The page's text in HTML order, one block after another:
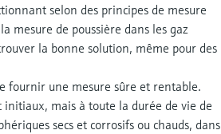
selon des principes de mesure
mesure de poussière dans les gaz
la bonne solution, même pour des
fournir une mesure sûre et rentable.
initiaux, mais à toute la durée de vie de
secs et corrosifs ou chauds, dans